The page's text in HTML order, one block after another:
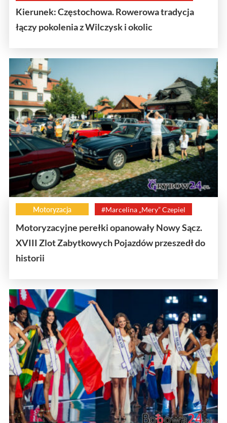
Kierunek: Częstochowa. Rowerowa tradycja
łączy pokolenia z Wilczysk i okolic
Motoryzacja #Marcelina „Mery” Czepiel
Motoryzacyjne perełki opanowały Nowy Sącz.
XVIII Zlot Zabytkowych Pojazdów przeszedł do
historii